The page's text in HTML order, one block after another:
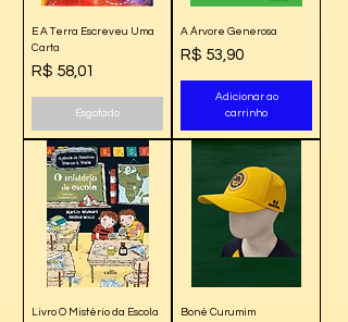
E A Terra Escreveu Uma
Carta
Preço
R$ 58,01
Esgotado
A Árvore Generosa
Preço
R$ 53,90
Adicionar ao
carrinho
Livro O Mistério da Escola Boné Curumim